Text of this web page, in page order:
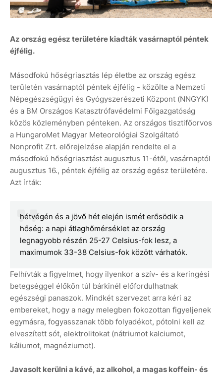
Az ország egész területére kiadták vasárnaptól péntek
éjfélig.
Másodfokú hőségriasztás lép életbe az ország egész
területén vasárnaptól péntek éjfélig - közölte a Nemzeti
Népegészségügyi és Gyógyszerészeti Központ (NNGYK)
és a BM Országos Katasztrófavédelmi Főigazgatóság
közös közleményben pénteken. Az országos tisztifőorvos
a HungaroMet Magyar Meteorológiai Szolgáltató
Nonprofit Zrt. előrejelzése alapján rendelte el a
másodfokú hőségriasztást augusztus 11-étől, vasárnaptól
augusztus 16., péntek éjfélig az ország egész területére.
Azt írták:
hétvégén és a jövő hét elején ismét erősödik a
hőség: a napi átlaghőmérséklet az ország
legnagyobb részén 25-27 Celsius-fok lesz, a
maximumok 33-38 Celsius-fok között várhatók.
Felhívták a figyelmet, hogy ilyenkor a szív- és a keringési
betegséggel élőkön túl bárkinél előfordulhatnak
egészségi panaszok. Mindkét szervezet arra kéri az
embereket, hogy a nagy melegben fokozottan figyeljenek
egymásra, fogyasszanak több folyadékot, pótolni kell az
elveszített sót, elektrolitokat (nátriumot kalciumot,
káliumot, magnéziumot).
Javasolt kerülni a kávé, az alkohol, a magas koffein- és